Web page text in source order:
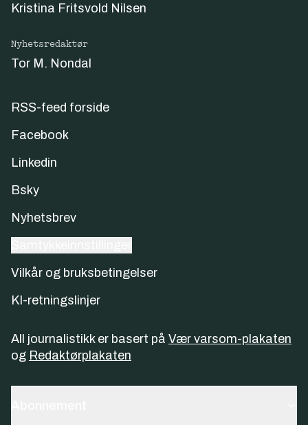
Kristina Fritsvold Nilsen
Nyhetsredaktør
Tor M. Nondal
RSS-feed forside
Facebook
Linkedin
Bsky
Nyhetsbrev
Vilkår og bruksbetingelser
KI-retningslinjer
All journalistikk er basert på Vær varsom-plakaten
og Redaktørplakaten